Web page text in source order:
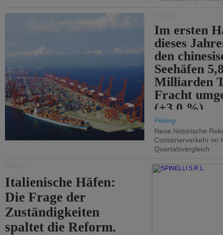
Im ersten
dieses
den
Seehäfen
Milliarden
Fracht
(+3,0 %).
Peking
Neue historische
Containerverkehr im
Quartalsvergleich
Italienische Häfen:
Die Frage der
Zuständigkeiten
spaltet die Reform.